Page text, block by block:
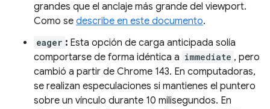
grandes que el anclaje más grande del viewport.
Como se describe en este documento.
eager : Esta opción de carga anticipada solía
comportarse de forma idéntica a immediate , pero
cambió a partir de Chrome 143. En computadoras,
se realizan especulaciones si mantienes el puntero
sobre un vínculo durante 10 milisegundos. En